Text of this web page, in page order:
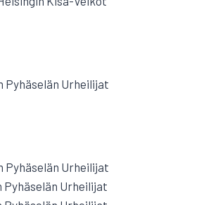
Pyhäselän Urheilijat
Pyhäselän Urheilijat
Pyhäselän Urheilijat